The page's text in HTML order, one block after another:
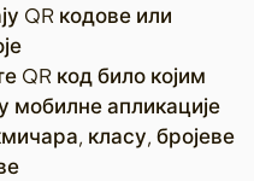
QR кодове или
QR код било којим
мобилне апликације
класу, бројеве